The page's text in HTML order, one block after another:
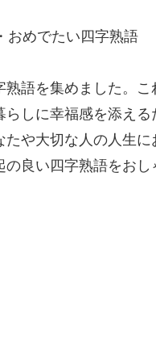
おめでたい四字熟語
語を集めました。
しに幸福感を添え
や大切な人の人生
良い四字熟語をおし